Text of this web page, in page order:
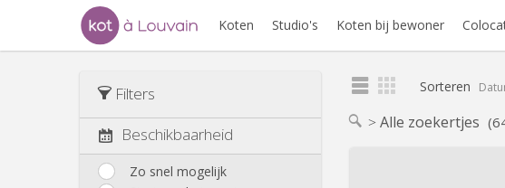
Koten Studio's Koten bij bewoner
Filters
Beschikbaarheid
Zo snel mogelijk
Sorteren
Alle zoekertjes